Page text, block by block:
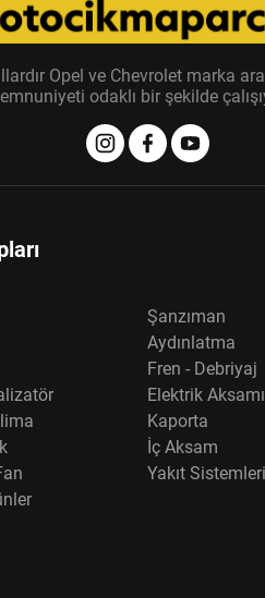
Opel ve Chevrolet
odaklı bir şekilde
Şanzıman
Aydınlatma
Fren - Debriyaj
Elektrik Aksamı
Kaporta
İç Aksam
Yakıt Sistemleri